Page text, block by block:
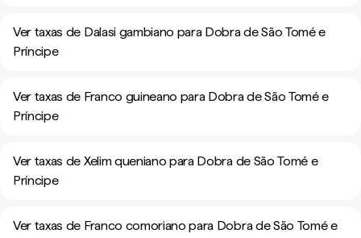
Ver taxas de Dalasi gambiano para Dobra de São Tomé e
Príncipe
Ver taxas de Franco guineano para Dobra de São Tomé e
Príncipe
Ver taxas de Xelim queniano para Dobra de São Tomé e
Príncipe
Ver taxas de Franco comoriano para Dobra de São Tomé e